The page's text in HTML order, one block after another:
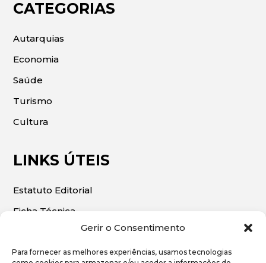
Gerir o Consentimento
Para fornecer as melhores experiências, usamos tecnologias
CATEGORIAS
Autarquias
Economia
Saúde
Turismo
Cultura
LINKS ÚTEIS
Estatuto Editorial
Ficha Técnica